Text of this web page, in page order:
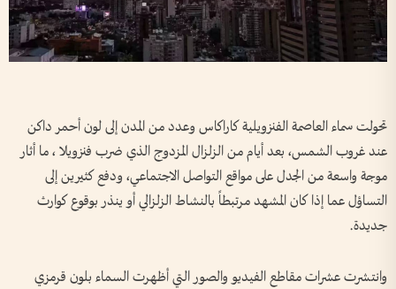
تحولت سماء العاصمة الفنزويلية كاراكاس وعدد من المدن إلى لون أحمر داكن
عند غروب الشمس، بعد أيام من الزلزال المزدوج الذي ضرب فنزويلا ، ما أثار
موجة واسعة من الجدل على مواقع التواصل الاجتماعي، ودفع كثيرين إلى
التساؤل عما إذا كان المشهد مرتبطاً بالنشاط الزلزالي أو ينذر بوقوع كوارث
جديدة.
وانتشرت عشرات مقاطع الفيديو والصور التي أظهرت السماء بلون قرمزي